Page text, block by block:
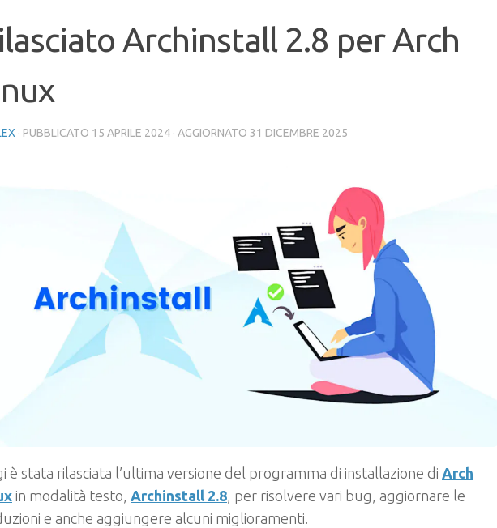
Archinstall 2.8 per Arch
· PUBBLICATO 15 APRILE 2024 · AGGIORNATO 31 DICEMBRE 2025
è stata rilasciata l’ultima versione del programma di installazione di Arch
in modalità testo, Archinstall 2.8, per risolvere vari bug, aggiornare le
e anche aggiungere alcuni miglioramenti.